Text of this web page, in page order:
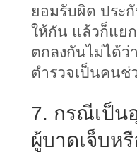
ยอมรับผิด ประ
ให้กัน แล้วก็แย
ตกลงกันไม่ได้ว่
ตำรวจเป็นคนช่
7. กรณีเป็น
ผู้บาดเจ็บห